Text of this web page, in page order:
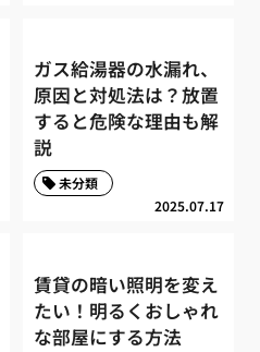
ガス給湯器の水漏れ、
原因と対処法は？放置
すると危険な理由も解
説
2025.07.17
未分類
賃貸の暗い照明を変え
たい！明るくおしゃれ
な部屋にする方法